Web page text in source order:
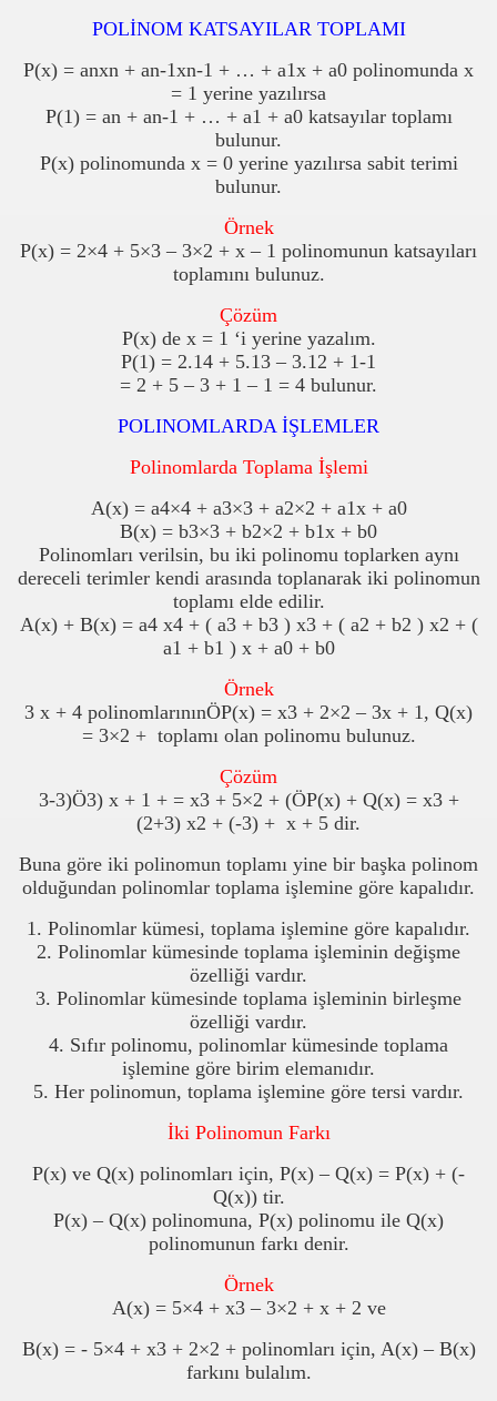
POLİNOM KATSAYILAR TOPLAMI
P(x) = anxn + an-1xn-1 + … + a1x + a0 polinomunda x
= 1 yerine yazılırsa
P(1) = an + an-1 + … + a1 + a0 katsayılar toplamı
bulunur.
P(x) polinomunda x = 0 yerine yazılırsa sabit terimi
bulunur.
Örnek
P(x) = 2×4 + 5×3 – 3×2 + x – 1 polinomunun katsayıları
toplamını bulunuz.
Çözüm
P(x) de x = 1 ‘i yerine yazalım.
P(1) = 2.14 + 5.13 – 3.12 + 1-1
= 2 + 5 – 3 + 1 – 1 = 4 bulunur.
POLINOMLARDA İŞLEMLER
Polinomlarda Toplama İşlemi
A(x) = a4×4 + a3×3 + a2×2 + a1x + a0
B(x) = b3×3 + b2×2 + b1x + b0
Polinomları verilsin, bu iki polinomu toplarken aynı
dereceli terimler kendi arasında toplanarak iki polinomun
toplamı elde edilir.
A(x) + B(x) = a4 x4 + ( a3 + b3 ) x3 + ( a2 + b2 ) x2 + (
a1 + b1 ) x + a0 + b0
Örnek
3 x + 4 polinomlarınınÖP(x) = x3 + 2×2 – 3x + 1, Q(x)
= 3×2 + toplamı olan polinomu bulunuz.
Çözüm
3-3)Ö3) x + 1 + = x3 + 5×2 + (ÖP(x) + Q(x) = x3 +
(2+3) x2 + (-3) + x + 5 dir.
Buna göre iki polinomun toplamı yine bir başka polinom
olduğundan polinomlar toplama işlemine göre kapalıdır.
1. Polinomlar kümesi, toplama işlemine göre kapalıdır.
2. Polinomlar kümesinde toplama işleminin değişme
özelliği vardır.
3. Polinomlar kümesinde toplama işleminin birleşme
özelliği vardır.
4. Sıfır polinomu, polinomlar kümesinde toplama
işlemine göre birim elemanıdır.
5. Her polinomun, toplama işlemine göre tersi vardır.
İki Polinomun Farkı
P(x) ve Q(x) polinomları için, P(x) – Q(x) = P(x) + (-
Q(x)) tir.
P(x) – Q(x) polinomuna, P(x) polinomu ile Q(x)
polinomunun farkı denir.
Örnek
A(x) = 5×4 + x3 – 3×2 + x + 2 ve
B(x) = - 5×4 + x3 + 2×2 + polinomları için, A(x) – B(x)
farkını bulalım.